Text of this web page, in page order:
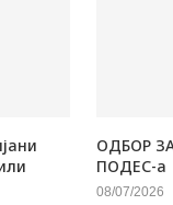
ОДБОР
ПОДЕС-а
08/07/2026